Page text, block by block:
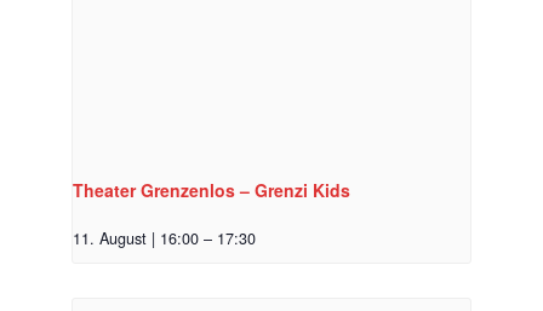
Theater Grenzenlos – Grenzi Kids
11. August | 16:00 – 17:30